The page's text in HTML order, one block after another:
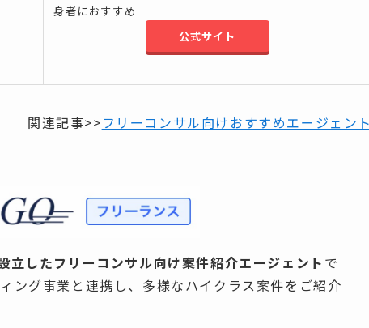
身者におすすめ
公式サイト
関連記事>>フリーコンサル向けおすすめエージェン
立したフリーコンサル向け案件紹介エージェント で
ング事業と​連携し、​多様な​ハイクラス案件を​ご紹介